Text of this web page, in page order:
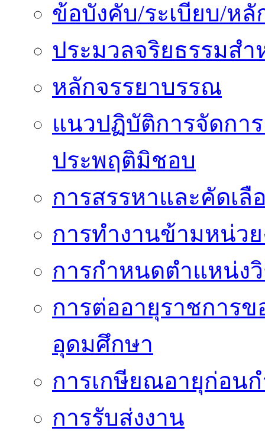
ข้อบังคับ/ระเบียบ/ห
ประมวลจริยธรรมส
หลักจรรยาบรรณ
แนวปฏิบัติการจัดการ
ประพฤติมิชอบ
การสรรหาและคัดเลื
การทำงานข้ามหน่ว
การกำหนดตำแหน่ง
การต่ออายุราชการ
อุดมศึกษา
การเกษียณอายุก่อน
การรับส่งงาน